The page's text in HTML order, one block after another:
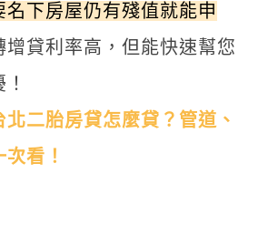
名下房屋仍有殘值就能申
增貸利率高，但能快速幫您
北二胎房貸怎麼貸？管道、
看！